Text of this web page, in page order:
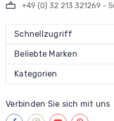
+49 (0) 32 213 321269 -
Schnellzugriff
Beliebte Marken
Kategorien
Verbinden Sie sich mit uns